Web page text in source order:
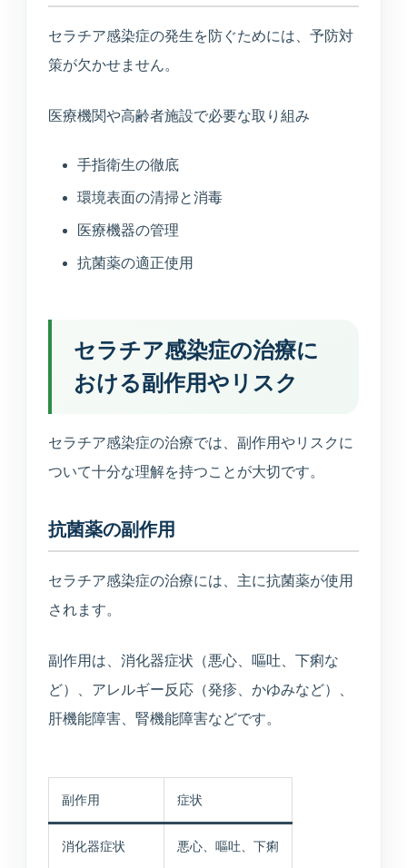
セラチア感染症の発生を防ぐためには、予防対
策が欠かせません。
医療機関や高齢者施設で必要な取り組み
手指衛生の徹底
環境表面の清掃と消毒
医療機器の管理
抗菌薬の適正使用
セラチア感染症の治療に
おける副作用やリスク
セラチア感染症の治療では、副作用やリスクに
ついて十分な理解を持つことが大切です。
抗菌薬の副作用
セラチア感染症の治療には、主に抗菌薬が使用
されます。
副作用は、消化器症状（悪心、嘔吐、下痢な
ど）、アレルギー反応（発疹、かゆみなど）、
肝機能障害、腎機能障害などです。
副作用 症状
消化器症状 悪心、嘔吐、下痢